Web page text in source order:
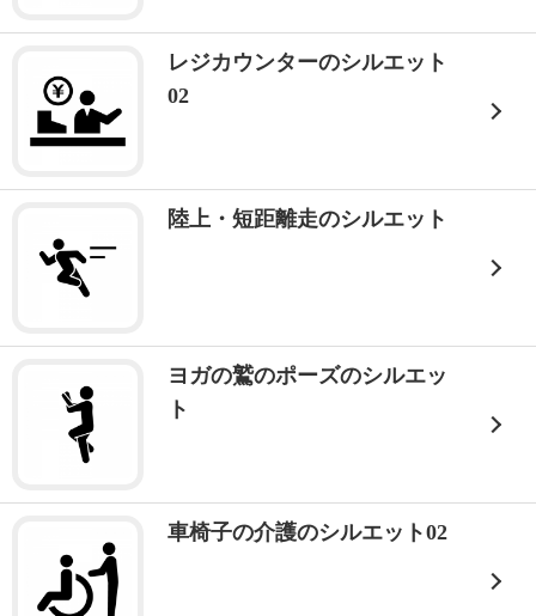
レジカウンターのシルエット
02
陸上・短距離走のシルエット
ヨガの鷲のポーズのシルエッ
ト
車椅子の介護のシルエット02